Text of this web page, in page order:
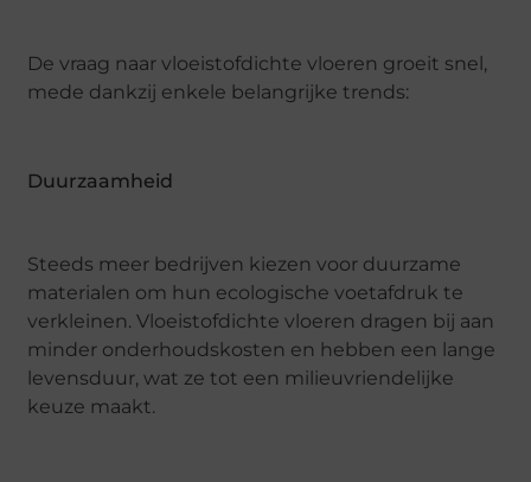
De vraag naar vloeistofdichte vloeren groeit snel,
mede dankzij enkele belangrijke trends:
Duurzaamheid
Steeds meer bedrijven kiezen voor duurzame
materialen om hun ecologische voetafdruk te
verkleinen. Vloeistofdichte vloeren dragen bij aan
minder onderhoudskosten en hebben een lange
levensduur, wat ze tot een milieuvriendelijke
keuze maakt.